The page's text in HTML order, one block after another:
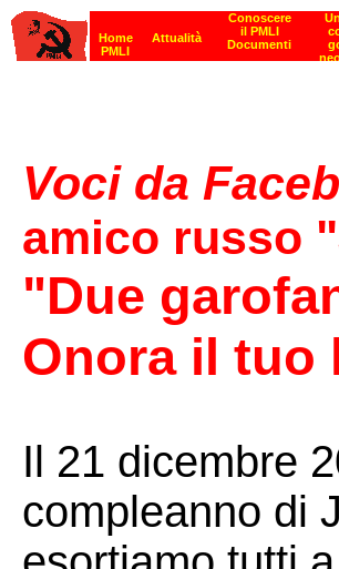
Voci da
amico russo
"Due
Onora il tuo
Il 21 dicembre
compleanno di